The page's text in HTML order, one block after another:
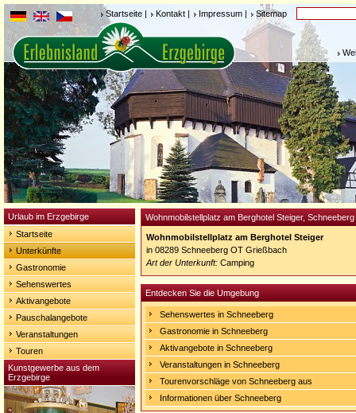
Startseite | Kontakt | Impressum | Sitemap
Urlaub im Erzgebirge
Startseite
Unterkünfte
Gastronomie
Sehenswertes
Aktivangebote
Pauschalangebote
Veranstaltungen
Touren
Kunstgewerbe aus dem
Erzgebirge
Wohnmobilstellplatz am Berghotel Steiger,
Wohnmobilstellplatz am Berghotel Steiger
in 08289 Schneeberg OT Grießbach
Art der Unterkunft: Camping
Entdecken Sie die Umgebung
Sehenswertes in Schneeberg
Gastronomie in Schneeberg
Aktivangebote in Schneeberg
Veranstaltungen in Schneeberg
Tourenvorschläge von Schneeberg aus
Informationen über Schneeberg